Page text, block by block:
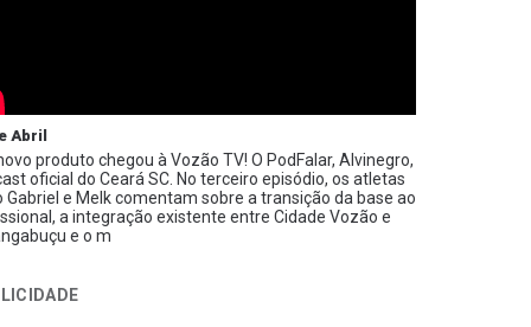
Abril
produto chegou à Vozão TV! O PodFalar, Alvinegro,
oficial do Ceará SC. No terceiro episódio, os atletas
Gabriel e Melk comentam sobre a transição da base ao
a integração existente entre Cidade Vozão e
e o m